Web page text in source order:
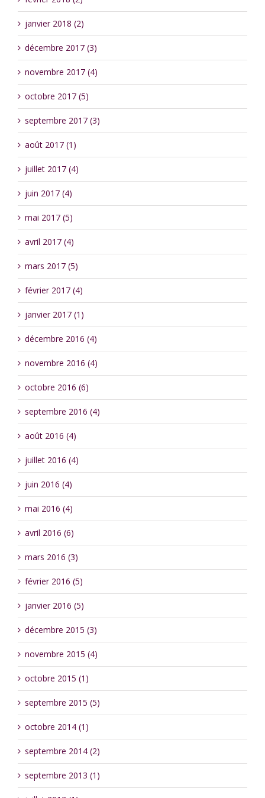
janvier 2018 (2)
décembre 2017 (3)
novembre 2017 (4)
octobre 2017 (5)
septembre 2017 (3)
août 2017 (1)
juillet 2017 (4)
juin 2017 (4)
mai 2017 (5)
avril 2017 (4)
mars 2017 (5)
février 2017 (4)
janvier 2017 (1)
décembre 2016 (4)
novembre 2016 (4)
octobre 2016 (6)
septembre 2016 (4)
août 2016 (4)
juillet 2016 (4)
juin 2016 (4)
mai 2016 (4)
avril 2016 (6)
mars 2016 (3)
février 2016 (5)
janvier 2016 (5)
décembre 2015 (3)
novembre 2015 (4)
octobre 2015 (1)
septembre 2015 (5)
octobre 2014 (1)
septembre 2014 (2)
septembre 2013 (1)